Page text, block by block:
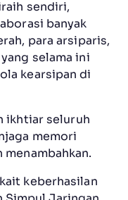
sendiri,
banyak
para arsiparis,
selama ini
kearsipan di
ikhtiar seluruh
memori
keberhasilan